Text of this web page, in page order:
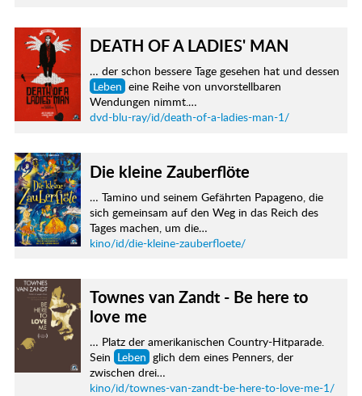
DEATH OF A LADIES' MAN
… der schon bessere Tage gesehen hat und dessen
Leben eine Reihe von unvorstellbaren
Wendungen nimmt.…
dvd-blu-ray/id/death-of-a-ladies-man-1/
Die kleine Zauberflöte
… Tamino und seinem Gefährten Papageno, die
sich gemeinsam auf den Weg in das Reich des
Tages machen, um die…
kino/id/die-kleine-zauberfloete/
Townes van Zandt - Be here to
love me
… Platz der amerikanischen Country-Hitparade.
Sein Leben glich dem eines Penners, der
zwischen drei…
kino/id/townes-van-zandt-be-here-to-love-me-1/